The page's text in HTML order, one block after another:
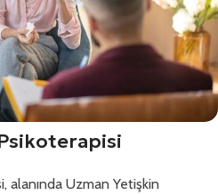
alanında Uzman Yetişkin